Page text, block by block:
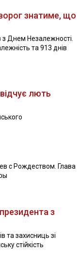
знатиме, що
з Днем Незалежності.
та 913 днів
лють
с Рождеством. Глава
з
та захисниць зі
стійкість